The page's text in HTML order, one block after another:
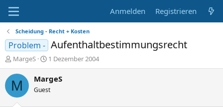
Anmelden Registrieren
Scheidung - Recht + Kosten
Problem - Aufenthaltbestimmungsrecht
E
r
s
t
MargeS
E
r
s
t
e
1 Dezember 2004
M MargeS
Guest